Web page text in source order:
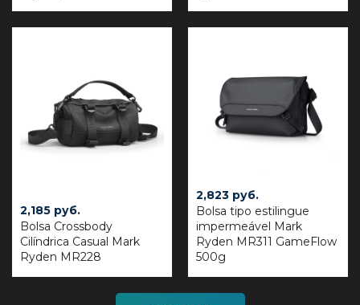
2,185 руб.
Bolsa Crossbody
Cilíndrica Casual Mark
Ryden MR228
2,823 руб.
Bolsa tipo estilingue
impermeável Mark
Ryden MR311 GameFlow
500g